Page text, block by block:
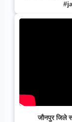
जौनपुर जिले